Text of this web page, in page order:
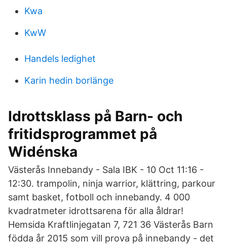
Kwa
KwW
Handels ledighet
Karin hedin borlänge
Idrottsklass på Barn- och
fritidsprogrammet på
Widénska
Västerås Innebandy - Sala IBK - 10 Oct 11:16 -
12:30. trampolin, ninja warrior, klättring, parkour
samt basket, fotboll och innebandy. 4 000
kvadratmeter idrottsarena för alla åldrar!
Hemsida Kraftlinjegatan 7, 721 36 Västerås Barn
födda år 2015 som vill prova på innebandy - det